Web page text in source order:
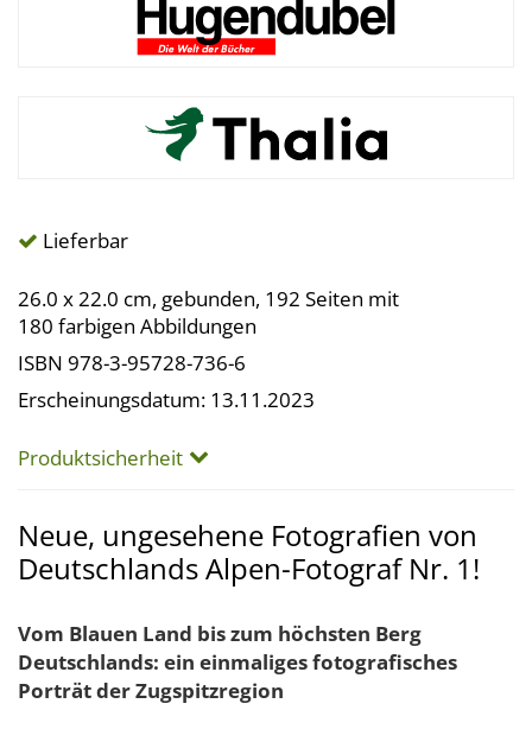
Lieferbar
26.0 x 22.0 cm, gebunden, 192 Seiten mit
180 farbigen Abbildungen
ISBN 978-3-95728-736-6
Erscheinungsdatum: 13.11.2023
Produktsicherheit
Neue, ungesehene Fotografien von
Deutschlands Alpen-Fotograf Nr. 1!
Vom Blauen Land bis zum höchsten Berg
Deutschlands: ein einmaliges fotografisches
Porträt der Zugspitzregion